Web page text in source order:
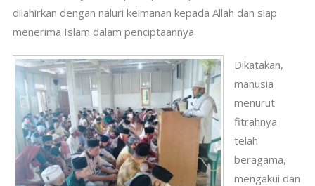
dilahirkan dengan naluri keimanan kepada Allah dan siap
menerima Islam dalam penciptaannya.
Dikatakan,
manusia
menurut
fitrahnya
telah
beragama,
mengakui dan